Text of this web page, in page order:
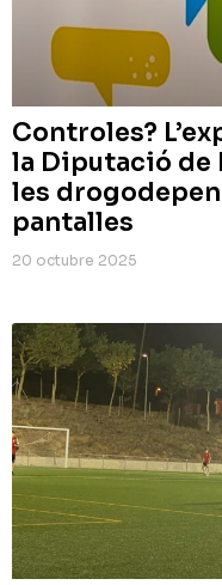
Controles?
la Diputació de
les
pantalles
20 octubre 2025